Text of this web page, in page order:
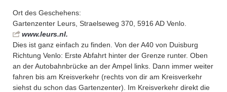
Ort des Geschehens:
Gartenzenter Leurs, Straelseweg 370, 5916 AD Venlo.
www.leurs.nl.
Dies ist ganz einfach zu finden. Von der A40 von Duisburg
Richtung Venlo: Erste Abfahrt hinter der Grenze runter. Oben
an der Autobahnbrücke an der Ampel links. Dann immer weiter
fahren bis am Kreisverkehr (rechts von dir am Kreisverkehr
siehst du schon das Gartenzenter). Im Kreisverkehr direkt die